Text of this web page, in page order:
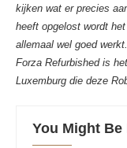
kijken wat er precies
heeft opgelost wordt
allemaal wel goed
Forza Refurbished is
Luxemburg die deze
You Might Be